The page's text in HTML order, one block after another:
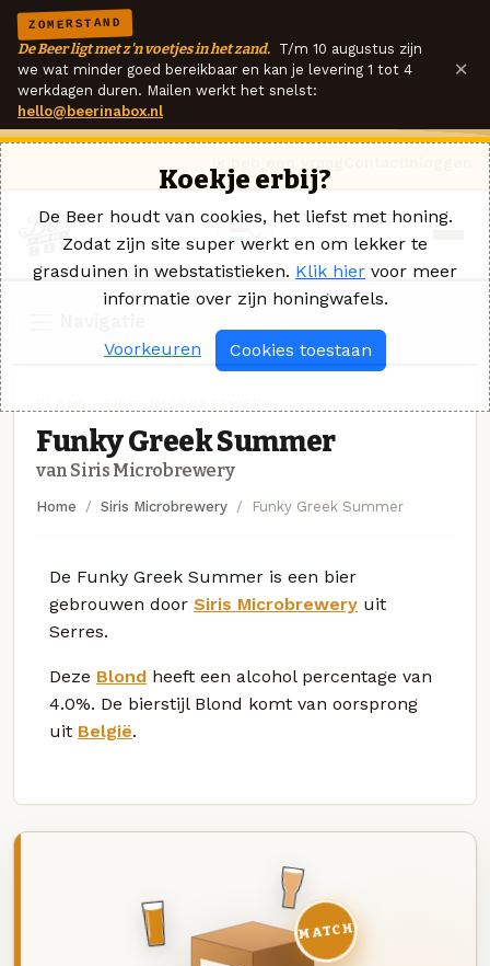
ZOMERSTAND
De Beer ligt met z'n voetjes in het zand. T/m 10 augustus zijn
we wat minder goed bereikbaar en kan je levering 1 tot 4
werkdagen duren. Mailen werkt het snelst:
hello@beerinabox.nl
×
Funky Greek Summer
van Siris Microbrewery
Home Siris Microbrewery Funky Greek Summer
De Funky Greek Summer is een bier
gebrouwen door Siris Microbrewery uit
Serres.
Deze Blond heeft een alcohol percentage van
4.0%. De bierstijl Blond komt van oorsprong
uit België.
MATCH
Koekje erbij?
De Beer houdt van cookies, het liefst met honing.
Zodat zijn site super werkt en om lekker te
grasduinen in webstatistieken. Klik hier voor meer
informatie over zijn honingwafels.
Voorkeuren Cookies toestaan